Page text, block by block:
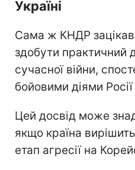
Україні
Сама ж КНДР
здобути практичний
сучасної війни,
бойовими діями
Цей досвід може
якщо країна
етап агресії на